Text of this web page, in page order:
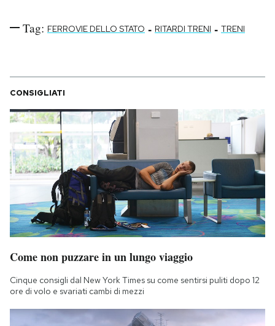
Tag: FERROVIE DELLO STATO - RITARDI TRENI - TRENI
CONSIGLIATI
Come non puzzare in un lungo viaggio
Cinque consigli dal New York Times su come sentirsi puliti dopo 12
ore di volo e svariati cambi di mezzi